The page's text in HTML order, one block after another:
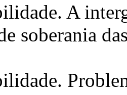
A
soberania